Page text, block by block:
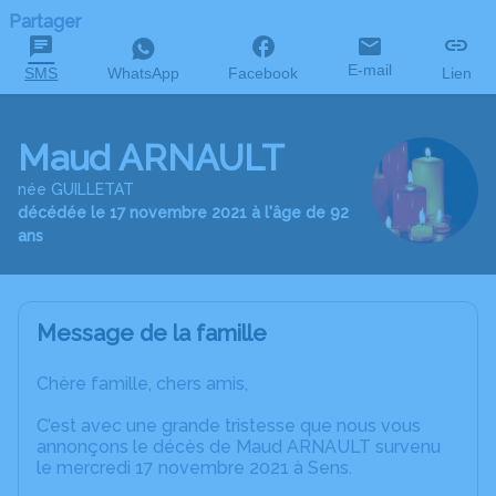
Partager
SMS WhatsApp Facebook E-mail Lien
Maud ARNAULT
née GUILLETAT
décédée le 17 novembre 2021 à l'âge de 92
ans
Message de la famille
Chère famille, chers amis,
C’est avec une grande tristesse que nous vous
annonçons le décès de Maud ARNAULT survenu
le mercredi 17 novembre 2021 à Sens.